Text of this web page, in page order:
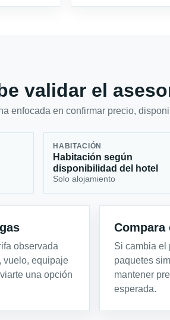
validar el
enfocada en confirmar precio,
HABITACIÓN
Habitación según
disponibilidad del hotel
Solo alojamiento
observada
vuelo, equipaje
una opción
Si cambia el
paquetes
mantener
esperada.